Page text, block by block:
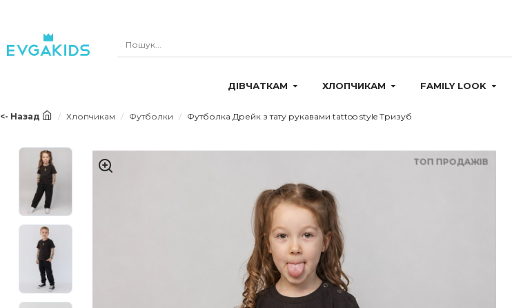
ДІВЧАТКАМ ХЛОПЧИКАМ FAMILY LOOK
<- Назад Хлопчикам Футболки Футболка Дрейк з тату рукавами tattoo style Тризуб
ТОП ПРОДАЖІВ